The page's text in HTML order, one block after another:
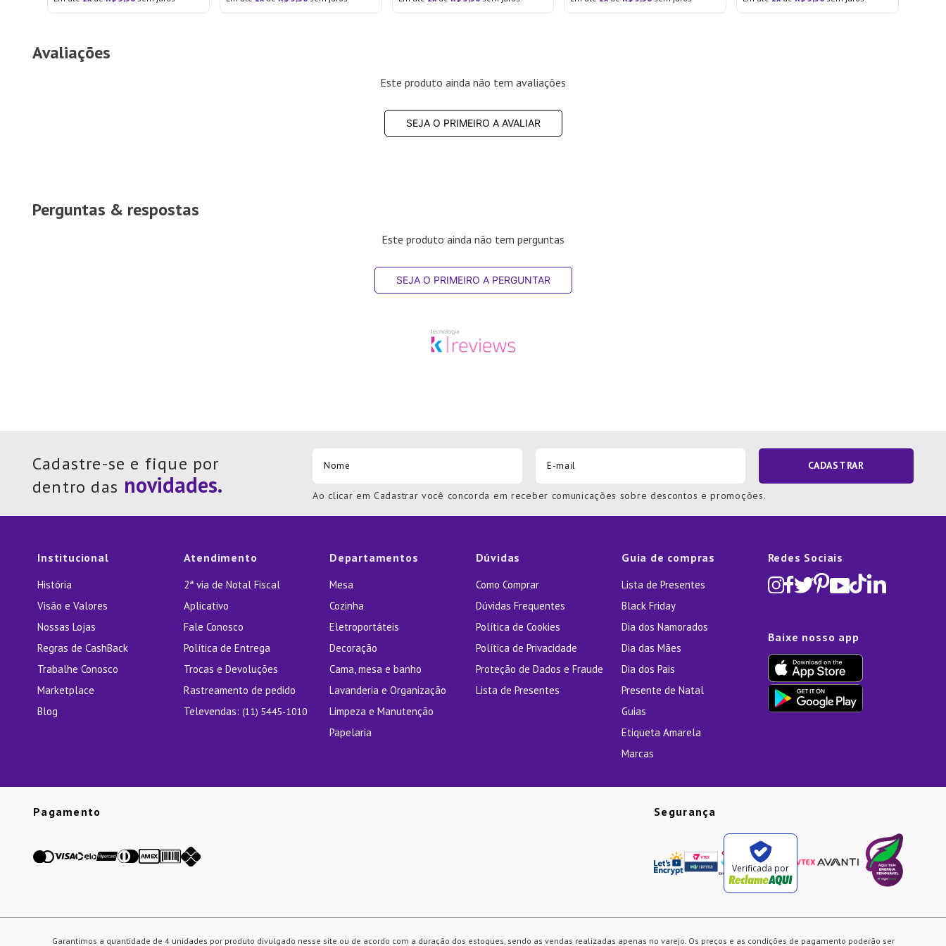
Avaliações
Este produto ainda não tem avaliações
SEJA O PRIMEIRO A AVALIAR
Perguntas & respostas
Este produto ainda não tem perguntas
SEJA O PRIMEIRO A PERGUNTAR
Cadastre-se e fique por
dentro das
CADASTRAR
Ao clicar em Cadastrar você concorda em receber comunicações sobre descontos e promoções.
Institucional
História
Visão e Valores
Nossas Lojas
Regras de CashBack
Trabalhe Conosco
Marketplace
Blog
Atendimento
2ª via de Notal Fiscal
Aplicativo
Fale Conosco
Política de Entrega
Trocas e Devoluções
Rastreamento de pedido
Televendas: (11) 5445-1010
Departamentos
Mesa
Cozinha
Eletroportáteis
Decoração
Cama, mesa e banho
Lavanderia e Organização
Limpeza e Manutenção
Papelaria
Dúvidas
Como Comprar
Dúvidas Frequentes
Política de Cookies
Política de Privacidade
Proteção de Dados e Fraude
Lista de Presentes
Guia de compras
Lista de Presentes
Black Friday
Dia dos Namorados
Dia das Mães
Dia dos Pais
Presente de Natal
Guias
Etiqueta Amarela
Marcas
Redes Sociais
Baixe nosso app
Pagamento Segurança
Verificada por
Garantimos a quantidade de 4 unidades por produto divulgado nesse site ou de acordo com a duração dos estoques, sendo as vendas realizadas apenas no varejo. Os preços e as condições de pagamento poderão ser